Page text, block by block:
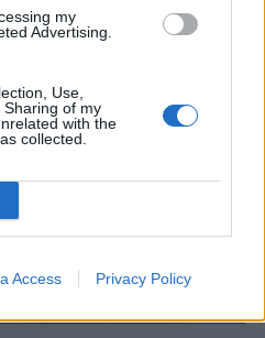
my
Advertising.
Use,
of my
with the
collected.
Access Privacy Policy